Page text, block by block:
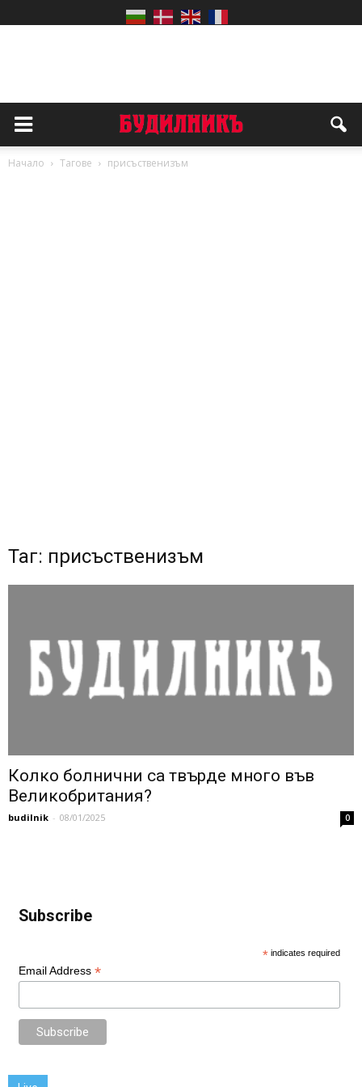
Начало Тагове присъственизъм
Таг: присъственизъм
Колко болнични са твърде много във
Великобритания?
budilnik - 08/01/2025 0
Subscribe
* indicates required
Email Address *